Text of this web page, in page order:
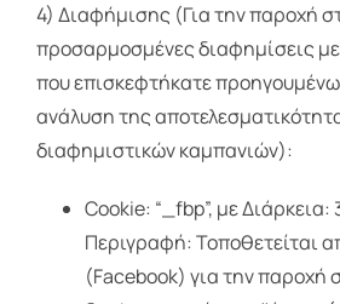
4) Διαφήμισης (Για την παροχή
προσαρμοσμένες διαφημίσεις με
που επισκεφτήκατε
ανάλυση της
διαφημιστικών καμπανιών):
Cookie: “_fbp”, με Διάρκεια:
Περιγραφή: Τοποθετείται
(Facebook) για την παροχή